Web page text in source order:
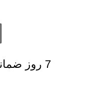
7 روز ضمانت بازگشت کالا